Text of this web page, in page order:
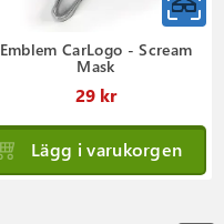
Emblem CarLogo - Scream
Mask
29 kr
Lägg i varukorgen